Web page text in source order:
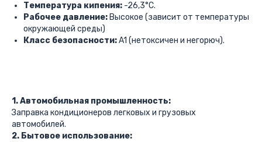
Температура кипения: -26,3°C.
Рабочее давление: Высокое (зависит от температуры
окружающей среды)
Класс безопасности:A1 (нетоксичен и негорюч).
1. Автомобильная промышленность:
Заправка кондиционеров легковых и грузовых
автомобилей.
2. Бытовое использование: